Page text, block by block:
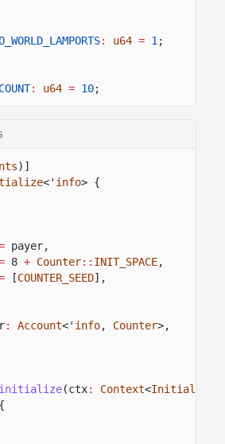
: u64 = 1 ;
: u64 = 10;
)]
<' info> {
payer,
8 + Counter:: INIT_SPACE,
[COUNTER_SEED],
: Account<' info, Counter>,
(ctx: Context<Initialize